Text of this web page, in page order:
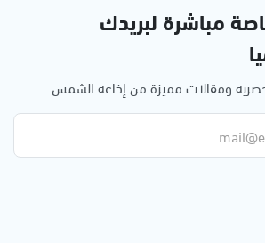
مباشرة لبريدك
حصرية ومقالات مميزة من إذاعة الشمس